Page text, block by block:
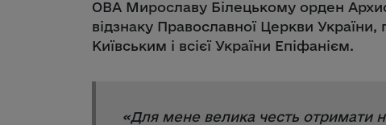
ОВА Мирославу Білецькому орден
відзнаку Православної Церкви
Київським і всієї України Епіфанієм.
«Для мене велика честь отримати